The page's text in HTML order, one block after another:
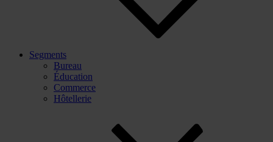
Segments
Bureau
Éducation
Commerce
Hôtellerie